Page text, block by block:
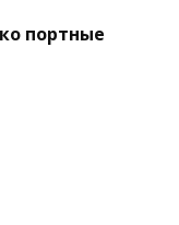
портные